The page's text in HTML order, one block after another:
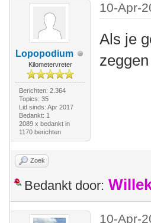
Lopopodium
Kilometervreter
Berichten: 2.364
Topics: 35
Lid sinds: Apr 2017
Bedankt: 1
2089 x bedankt in
1170 berichten
10-Apr-
Als je
Zoek
Bedankt door:
10-Apr-